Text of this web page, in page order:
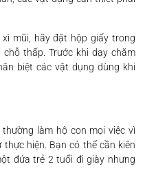
mũi, hãy đặt hộp giấy trong
thấp. Trước khi dạy chăm
biệt các vật dụng dùng khi
làm hộ con mọi việc vì
hiện. Bạn có thể cần kiên
đứa trẻ 2 tuổi đi giày nhưng